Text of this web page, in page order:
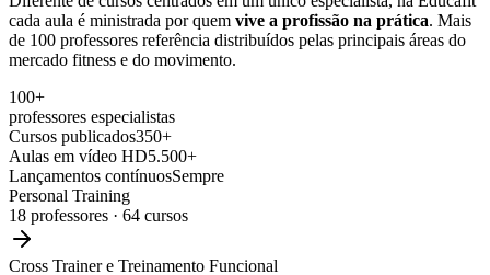
cada aula é ministrada por quem vive a profissão na prática. Mais
de 100 professores referência distribuídos pelas principais áreas do
mercado fitness e do movimento.
100+
professores especialistas
Cursos publicados350+
Aulas em vídeo HD5.500+
Lançamentos contínuosSempre
Personal Training
18 professores · 64 cursos
Cross Trainer e Treinamento Funcional